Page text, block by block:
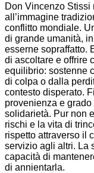
Don Vincenzo Stissi
all’immagine
conflitto mondiale.
di grande umanità,
esserne sopraffatto.
di ascoltare e offrire
equilibrio: sostenne
di colpa o dalla
contesto disperato.
provenienza e
solidarietà. Pur non
rischi e la vita di
rispetto attraverso il
servizio agli altri. La
capacità di
di annientarla.